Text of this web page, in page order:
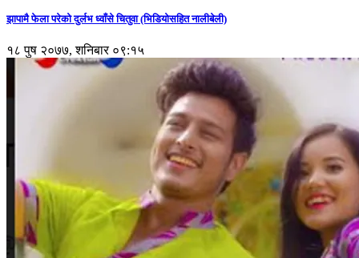
झापामै फेला परेको दुर्लभ ध्वाँसे चितुवा (भिडियोसहित नालीबेली)
१८ पुष २०७७, शनिबार ०९:१५